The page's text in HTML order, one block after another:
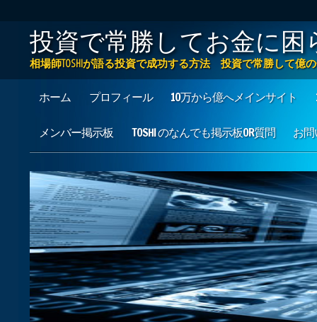
投資で常勝してお金に困
相場師TOSHIが語る投資で成功する方法 投資で常勝して億
Main menu
ホーム プロフィール 10万から億へメインサイト
メンバー掲示板 TOSHI のなんでも掲示板OR質問 お